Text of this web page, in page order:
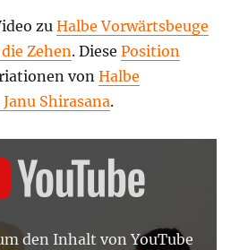
zuHalbe Vorwärtsbeuge
Zehen. DiesePosition
vonHalbe
Shirasana.
den Inhalt von YouTube